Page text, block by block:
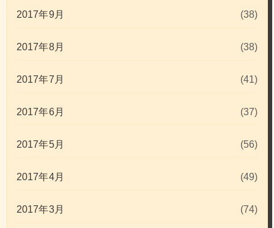
2017年9月 (38)
2017年8月 (38)
2017年7月 (41)
2017年6月 (37)
2017年5月 (56)
2017年4月 (49)
2017年3月 (74)